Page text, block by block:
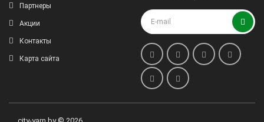
Партнеры
Акции
Контакты
Карта сайта